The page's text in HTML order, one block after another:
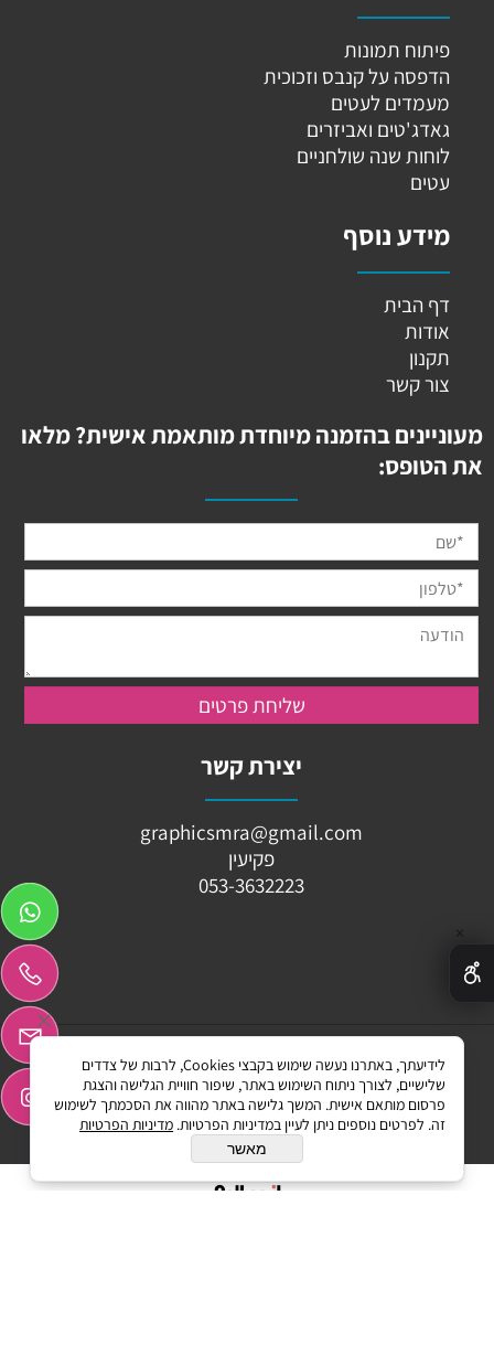
פיתוח תמונות
הדפסה על קנבס וזכוכית
מעמדים לעטים
גאדג'טים ואביזרים
לוחות שנה שולחניים
עטים
מידע נוסף
דף הבית
אודות
תקנון
צור קשר
מעוניינים בהזמנה מיוחדת מותאמת אישית? מלאו
את הטופס:
יצירת קשר
graphicsmra@gmail.com
פקיעין
053-3632223
לידיעתך, באתרנו נעשה שימוש בקבצי Cookies, לרבות של צדדים
שלישיים, לצורך ניתוח השימוש באתר, שיפור חוויית הגלישה והצגת
פרסום מותאם אישית. המשך גלישה באתר מהווה את הסכמתך לשימוש
זה. לפרטים נוספים ניתן לעיין במדיניות הפרטיות. מדיניות הפרטיות
מאשר